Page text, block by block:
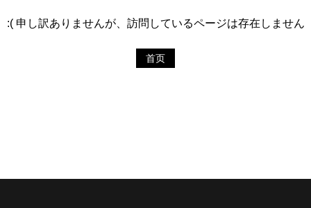
:( 申し訳ありませんが、訪問しているページは存在しません
首页